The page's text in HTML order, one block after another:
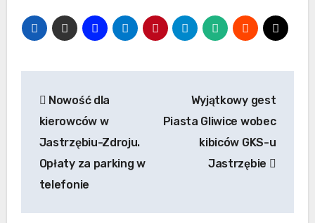
wpisu
Nowość dla
kierowców w
Jastrzębiu-Zdroju.
Opłaty za parking w
telefonie
Wyjątkowy gest
Piasta Gliwice wobec
kibiców GKS-u
Jastrzębie